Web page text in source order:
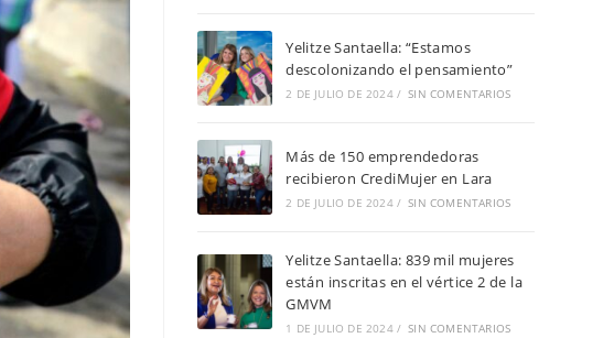
Yelitze Santaella: “Estamos
descolonizando el pensamiento”
2 DE JULIO DE 2024 / SIN COMENTARIOS
Más de 150 emprendedoras
recibieron CrediMujer en Lara
2 DE JULIO DE 2024 / SIN COMENTARIOS
Yelitze Santaella: 839 mil mujeres
están inscritas en el vértice 2 de la
GMVM
1 DE JULIO DE 2024 / SIN COMENTARIOS